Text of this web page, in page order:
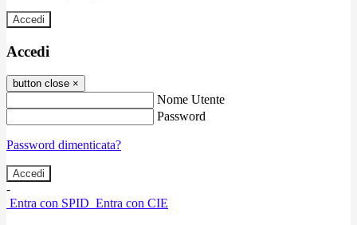
Accedi
Accedi
button close ×
Nome Utente
Password
Password dimenticata?
-
Entra con SPID Entra con CIE